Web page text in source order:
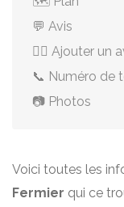
💬 Avis
✍🏻 Ajouter un
📞 Numéro de
📷 Photos
Voici toutes les
Fermier qui ce